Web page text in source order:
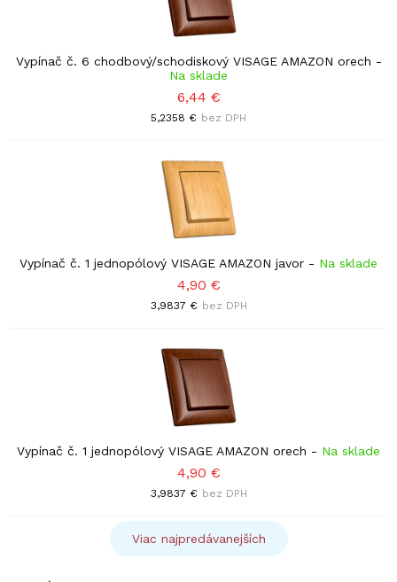
Vypínač č. 6 chodbový/schodiskový VISAGE AMAZON orech -
Na sklade
6,44 €
5,2358 € bez DPH
Vypínač č. 1 jednopólový VISAGE AMAZON javor - Na sklade
4,90 €
3,9837 € bez DPH
Vypínač č. 1 jednopólový VISAGE AMAZON orech - Na sklade
4,90 €
3,9837 € bez DPH
Viac najpredávanejších